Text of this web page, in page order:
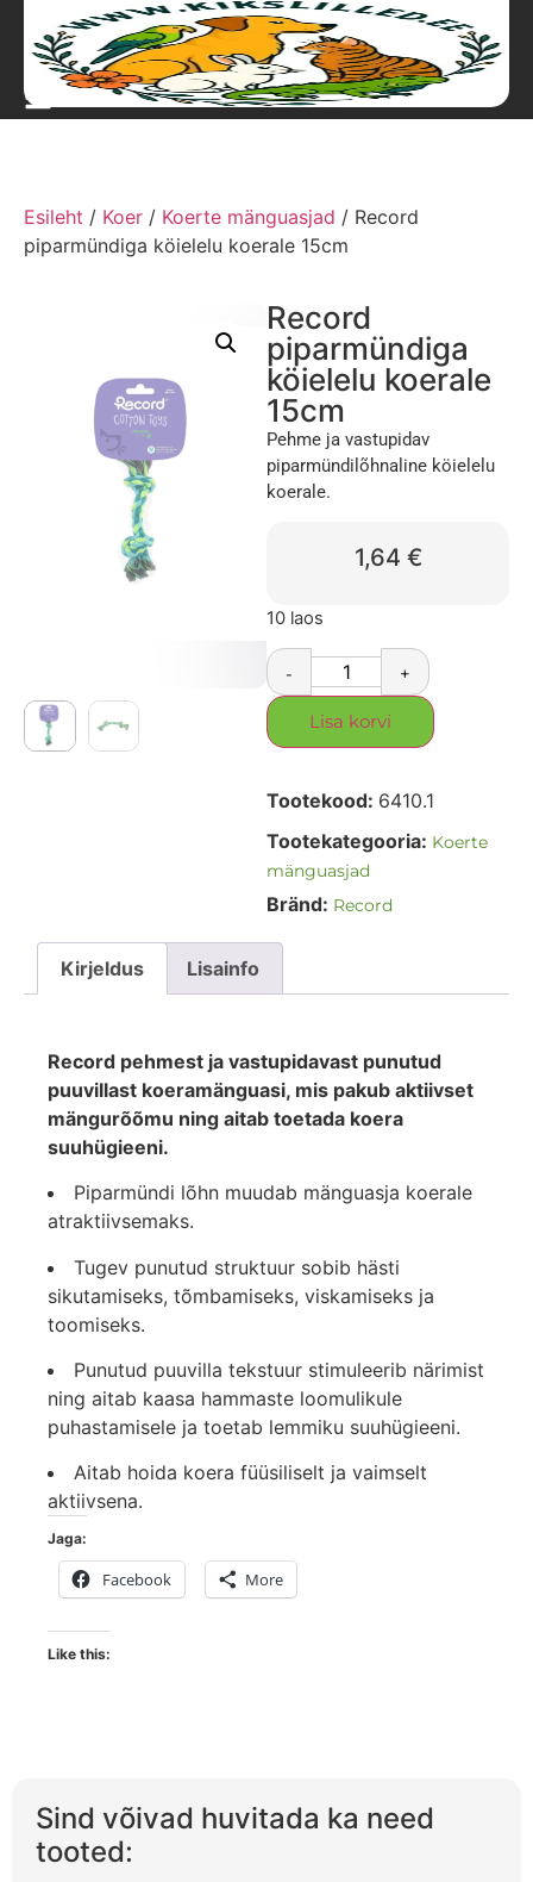
Esileht / Koer / Koerte mänguasjad / Record
piparmündiga köielelu koerale 15cm
Record
piparmündiga
köielelu koerale
15cm
Pehme ja vastupidav
piparmündilõhnaline köielelu
koerale.
1,64 €
10 laos
- +
Lisa korvi
Tootekood: 6410.1
Tootekategooria: Koerte
mänguasjad
Bränd: Record
Kirjeldus Lisainfo
Record pehmest ja vastupidavast punutud
puuvillast koeramänguasi, mis pakub aktiivset
mängurõõmu ning aitab toetada koera
suuhügieeni.
Piparmündi lõhn muudab mänguasja koerale
atraktiivsemaks.
Tugev punutud struktuur sobib hästi
sikutamiseks, tõmbamiseks, viskamiseks ja
toomiseks.
Punutud puuvilla tekstuur stimuleerib närimist
ning aitab kaasa hammaste loomulikule
puhastamisele ja toetab lemmiku suuhügieeni.
Aitab hoida koera füüsiliselt ja vaimselt
aktiivsena.
Jaga:
Facebook More
Like this:
Sind võivad huvitada ka need
tooted: